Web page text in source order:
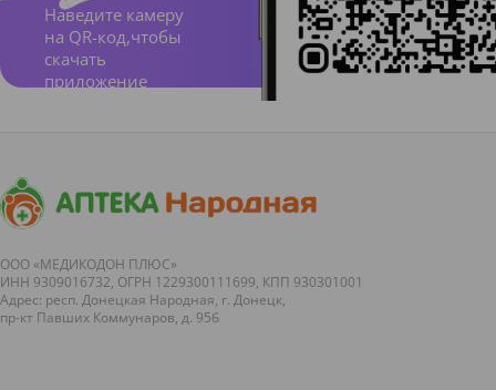
Наведите камеру
на QR-код,чтобы
скачать
приложение
ООО «МЕДИКОДОН ПЛЮС»
ИНН 9309016732, ОГРН 1229300111699, КПП 930301001
Адрес: респ. Донецкая Народная, г. Донецк,
пр-кт Павших Коммунаров, д. 95б